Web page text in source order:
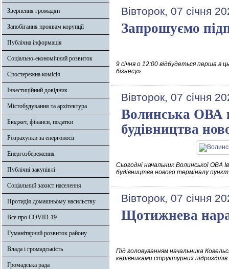
Звернення громадян
Запобігання проявам корупції
Публічна інформація
Соціально-економічний розвиток
Спостережна комісія
Інвестиційний довідник
Містобудування та архітектура
Бюджет, фінанси, податки
Розрахунки за енергоносії
Енергозбереження
Публічні закупівлі
Соціальний захист населення
Протидія домашньому насильству
Все про COVID-19
Гуманітарний розвиток району
Влада і громадськість
Громадська рада
Вівторок, 07 січня
Запрошуємо
9 січня о 12:00 відбудеться перша в
бізнесу».
Вівторок, 07 січня
Волинська ОВА
будівництва
Сьогодні начальник Волинської ОВА
будівництва нового терміналу
Вівторок, 07 січня
Щотижнева
Під головуванням начальника
керівниками структурних